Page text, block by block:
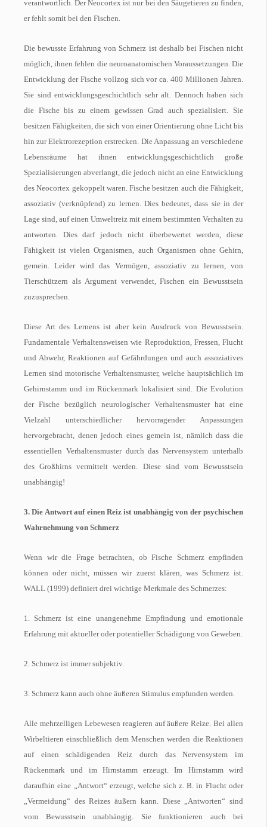
verantwortlich. Der Neocortex ist nur bei den Säugetieren zu finden,
er fehlt somit bei den Fischen.
Die bewusste Erfahrung von Schmerz ist deshalb bei Fischen nicht
möglich, ihnen fehlen die neuroanatomischen Voraussetzungen. Die
Entwicklung der Fische vollzog sich vor ca. 400 Millionen Jahren.
Sie sind entwicklungsgeschichtlich sehr alt. Dennoch haben sich
die Fische bis zu einem gewissen Grad auch spezialisiert. Sie
besitzen Fähigkeiten, die sich von einer Orientierung ohne Licht bis
hin zur Elektrorezeption erstrecken. Die Anpassung an verschiedene
Lebensräume hat ihnen entwicklungsgeschichtlich große
Spezialisierungen abverlangt, die jedoch nicht an eine Entwicklung
des Neocortex gekoppelt waren. Fische besitzen auch die Fähigkeit,
assoziativ (verknüpfend) zu lernen. Dies bedeutet, dass sie in der
Lage sind, auf einen Umweltreiz mit einem bestimmten Verhalten zu
antworten. Dies darf jedoch nicht überbewertet werden, diese
Fähigkeit ist vielen Organismen, auch Organismen ohne Gehirn,
gemein. Leider wird das Vermögen, assoziativ zu lernen, von
Tierschützern als Argument verwendet, Fischen ein Bewusstsein
zuzusprechen.
Diese Art des Lernens ist aber kein Ausdruck von Bewusstsein.
Fundamentale Verhaltensweisen wie Reproduktion, Fressen, Flucht
und Abwehr, Reaktionen auf Gefährdungen und auch assoziatives
Lernen sind motorische Verhaltensmuster, welche hauptsächlich im
Gehirnstamm und im Rückenmark lokalisiert sind. Die Evolution
der Fische bezüglich neurologischer Verhaltensmuster hat eine
Vielzahl unterschiedlicher hervorragender Anpassungen
hervorgebracht, denen jedoch eines gemein ist, nämlich dass die
essentiellen Verhaltensmuster durch das Nervensystem unterhalb
des Großhirns vermittelt werden. Diese sind vom Bewusstsein
unabhängig!
3. Die Antwort auf einen Reiz ist unabhängig von der psychischen
Wahrnehmung von Schmerz
Wenn wir die Frage betrachten, ob Fische Schmerz empfinden
können oder nicht, müssen wir zuerst klären, was Schmerz ist.
WALL (1999) definiert drei wichtige Merkmale des Schmerzes:
1. Schmerz ist eine unangenehme Empfindung und emotionale
Erfahrung mit aktueller oder potentieller Schädigung von Geweben.
2. Schmerz ist immer subjektiv.
3. Schmerz kann auch ohne äußeren Stimulus empfunden werden.
Alle mehrzelligen Lebewesen reagieren auf äußere Reize. Bei allen
Wirbeltieren einschließlich dem Menschen werden die Reaktionen
auf einen schädigenden Reiz durch das Nervensystem im
Rückenmark und im Hirnstamm erzeugt. Im Hirnstamm wird
daraufhin eine „Antwort“ erzeugt, welche sich z. B. in Flucht oder
„Vermeidung“ des Reizes äußern kann. Diese „Antworten“ sind
vom Bewusstsein unabhängig. Sie funktionieren auch bei